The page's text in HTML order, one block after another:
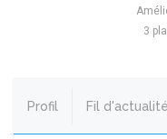
3
Profil Fil d'actualité